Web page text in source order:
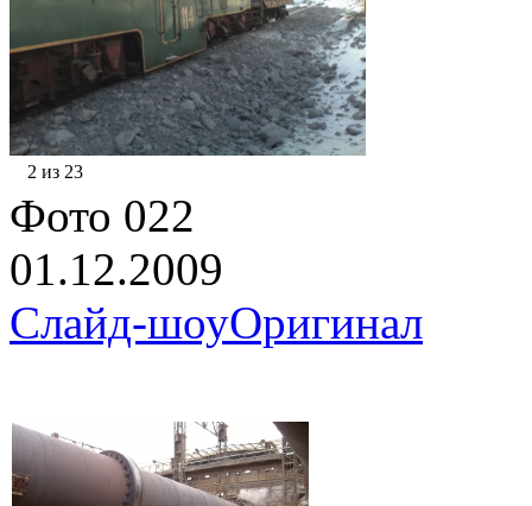
2 из 23
Фото 022
01.12.2009
Слайд-шоуОригинал